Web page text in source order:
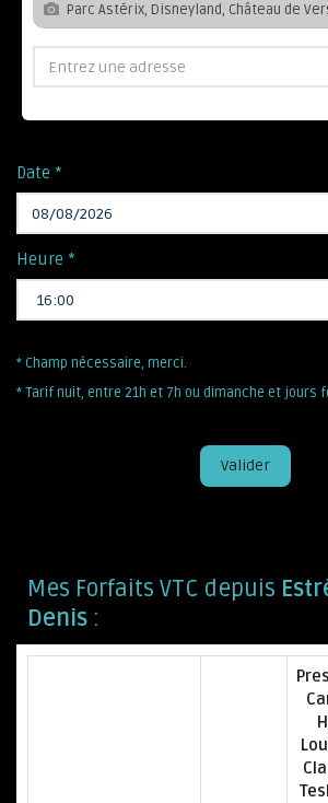
Parc Astérix, Disneyland, Château de
Date *
Heure *
* Champ nécessaire, merci.
* Tarif nuit, entre 21h et 7h ou dimanche et jours
Valider
Mes Forfaits VTC depuis
Denis :